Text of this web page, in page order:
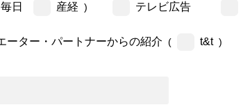
毎日 産経 ) テレビ広告
ーター・パートナーからの紹介 ( t&t )